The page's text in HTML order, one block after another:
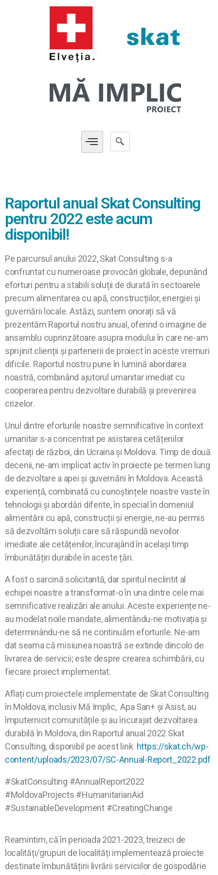
Raportul anual Skat Consulting
pentru 2022 este acum
disponibil!
Pe parcursul anului 2022, Skat Consulting s-a
confruntat cu numeroase provocări globale, depunând
eforturi pentru a stabili soluții de durată în sectoarele
precum alimentarea cu apă, construcțiilor, energiei și
guvernării locale. Astăzi, suntem onorați să vă
prezentăm Raportul nostru anual, oferind o imagine de
ansamblu cuprinzătoare asupra modului în care ne-am
sprijinit clienții și partenerii de proiect în aceste vremuri
dificile. Raportul nostru pune în lumină abordarea
noastră, combinând ajutorul umanitar imediat cu
cooperarea pentru dezvoltare durabilă și prevenirea
crizelor.
Unul dintre eforturile noastre semnificative în context
umanitar s-a concentrat pe asistarea cetățenilor
afectați de război, din Ucraina și Moldova. Timp de două
decenii, ne-am implicat activ în proiecte pe termen lung
de dezvoltare a apei și guvernării în Moldova. Această
experiență, combinată cu cunoștințele noastre vaste în
tehnologii și abordări diferite, în special în domeniul
alimentării cu apă, construcții și energie, ne-au permis
să dezvoltăm soluții care să răspundă nevoilor
imediate ale cetățenilor, încurajând în același timp
îmbunătățiri durabile în aceste țări.
A fost o sarcină solicitantă, dar spiritul neclintit al
echipei noastre a transformat-o în una dintre cele mai
semnificative realizări ale anului. Aceste experiențe ne-
au modelat noile mandate, alimentându-ne motivația și
determinându-ne să ne continuăm eforturile. Ne-am
dat seama că misiunea noastră se extinde dincolo de
livrarea de servicii; este despre crearea schimbării, cu
fiecare proiect implementat.
Aflați cum proiectele implementate de Skat Consulting
în Moldova, inclusiv Mă Implic, Apa San+ și Asist, au
împuternicit comunitățile și au încurajat dezvoltarea
durabilă în Moldova, din Raportul anual 2022 Skat
Consulting, disponibil pe acest link https://skat.ch/wp-
content/uploads/2023/07/SC-Annual-Report_2022.pdf
#SkatConsulting #AnnualReport2022
#MoldovaProjects #HumanitarianAid
#SustainableDevelopment #CreatingChange
Reamintim, că în perioada 2021-2023, treizeci de
localități/grupuri de localități implementează proiecte
destinate îmbunătățirii livrării serviciilor de gospodărie